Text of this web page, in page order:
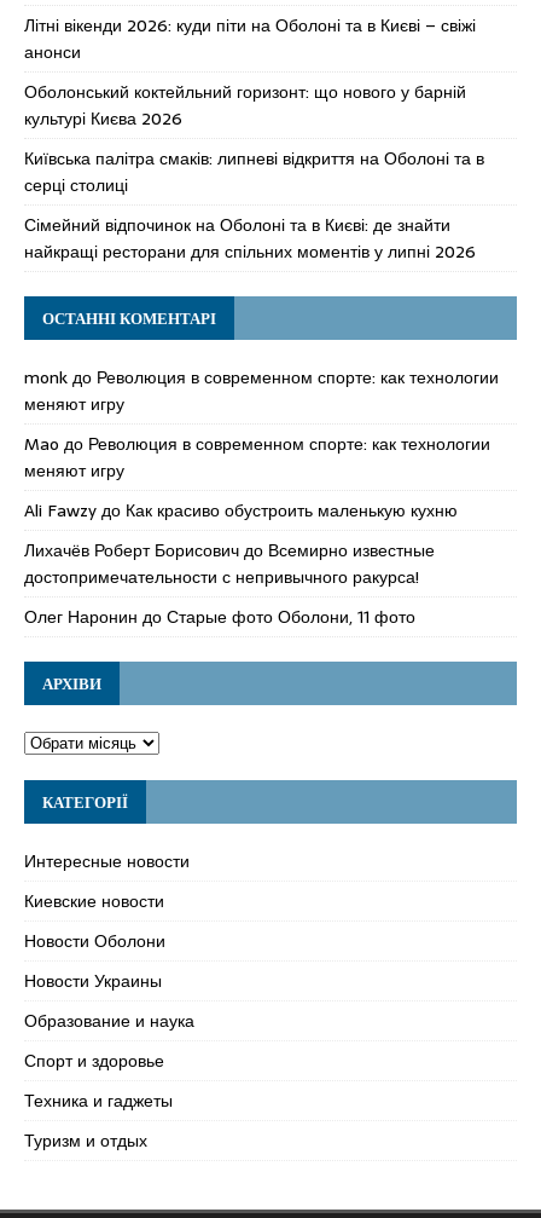
Літні вікенди 2026: куди піти на Оболоні та в Києві – свіжі
анонси
Оболонський коктейльний горизонт: що нового у барній
культурі Києва 2026
Київська палітра смаків: липневі відкриття на Оболоні та в
серці столиці
Сімейний відпочинок на Оболоні та в Києві: де знайти
найкращі ресторани для спільних моментів у липні 2026
ОСТАННІ КОМЕНТАРІ
monkдо Революция в современном спорте: как технологии
меняют игру
Mao до Революция в современном спорте: как технологии
меняют игру
Ali Fawzyдо Как красиво обустроить маленькую кухню
Лихачёв Роберт Борисовичдо Всемирно известные
достопримечательности с непривычного ракурса!
Олег Наронин доСтарые фото Оболони, 11 фото
АРХІВИ
КАТЕГОРІЇ
Интересные новости
Киевские новости
Новости Оболони
Новости Украины
Образование и наука
Спорт и здоровье
Техника и гаджеты
Туризм и отдых